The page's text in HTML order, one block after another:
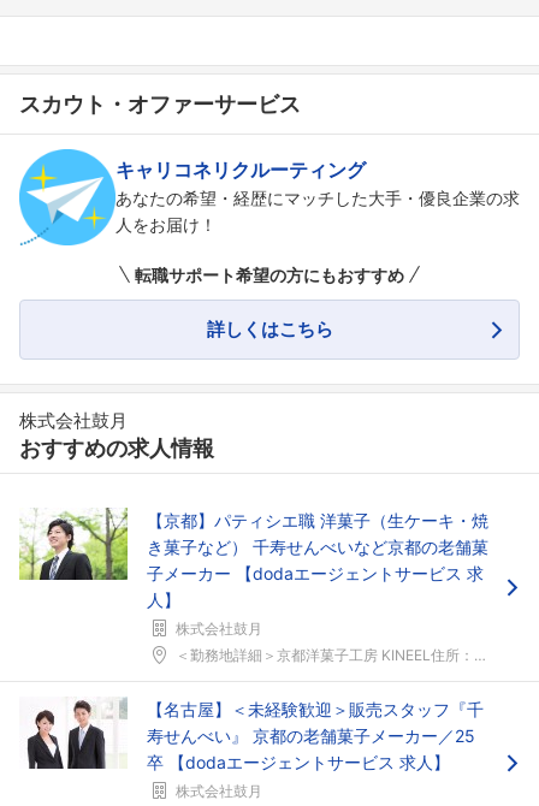
フォローしました
こちらの企業もフォローしませんか？
スカウト・オファーサービス
キャリコネリクルーティング
あなたの希望・経歴にマッチした大手・優良企業の求
人をお届け！
転職サポート希望の方にもおすすめ
詳しくはこちら
株式会社鼓月
おすすめの求人情報
【京都】パティシエ職 洋菓子（生ケーキ・焼
き菓子など） 千寿せんべいなど京都の老舗菓
子メーカー 【dodaエージェントサービス 求
人】
株式会社鼓月
＜勤務地詳細＞京都洋菓子工房 KINEEL住所：京...
【名古屋】＜未経験歓迎＞販売スタッフ『千
寿せんべい』 京都の老舗菓子メーカー／25
卒 【dodaエージェントサービス 求人】
株式会社鼓月